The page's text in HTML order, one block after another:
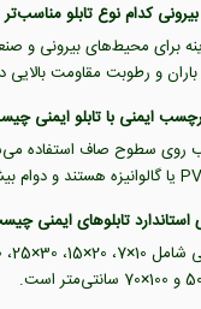
برای محیط‌های بیرونی و
باران و رطوبت مقاومت بالایی
سطوح صاف استفاده